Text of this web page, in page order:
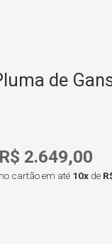
de
R$ 2.649,00
no cartão em até 10x de